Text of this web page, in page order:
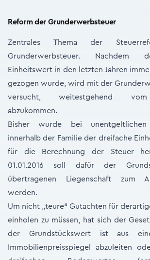
Reform der Grunderwerbsteuer
Zentrales Thema der
Grunderwerbsteuer. Nachdem
Einheitswert in den letzten Jahren
gezogen wurde, wird mit der
versucht, weitestgehend
abzukommen.
Bisher wurde bei unentgeltlichen
innerhalb der Familie der dreifache
für die Berechnung der Steuer
01.01.2016 soll dafür der
übertragenen Liegen­schaft zum
werden.
Um nicht „teure“ Gutachten für
einholen zu müssen, hat sich der
der Grundstückswert ist aus
Immobilienpreisspiegel abzuleiten